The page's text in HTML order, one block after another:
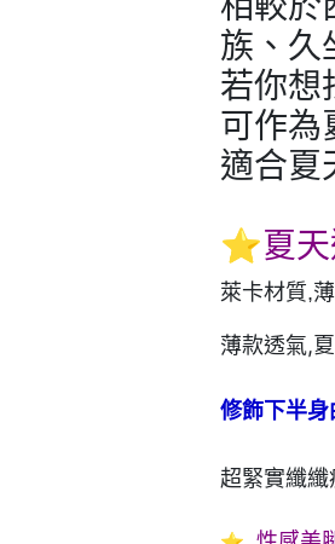
族、久
若你想
可作為
適合夏
⭐夏
萊卡材質,
薄款透氣,
修飾下半
超緊實纖